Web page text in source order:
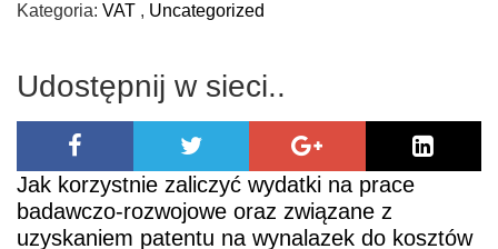
Kategoria: VAT , Uncategorized
Udostępnij w sieci..
Jak korzystnie zaliczyć wydatki na prace
badawczo-rozwojowe oraz związane z
uzyskaniem patentu na wynalazek do kosztów